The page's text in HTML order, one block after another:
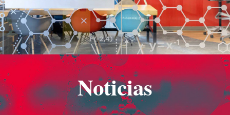
Noticias